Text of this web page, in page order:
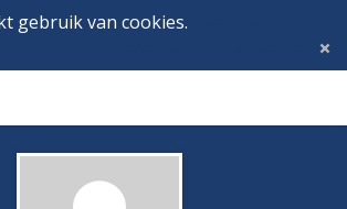
gebruik van cookies.